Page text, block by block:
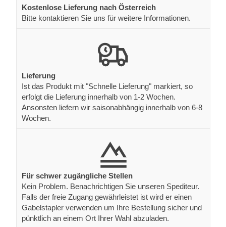
Kostenlose Lieferung nach Österreich
Bitte kontaktieren Sie uns für weitere Informationen.
Lieferung
Ist das Produkt mit "Schnelle Lieferung" markiert, so
erfolgt die Lieferung innerhalb von 1-2 Wochen.
Ansonsten liefern wir saisonabhängig innerhalb von 6-8
Wochen.
Für schwer zugängliche Stellen
Kein Problem. Benachrichtigen Sie unseren Spediteur.
Falls der freie Zugang gewährleistet ist wird er einen
Gabelstapler verwenden um Ihre Bestellung sicher und
pünktlich an einem Ort Ihrer Wahl abzuladen.